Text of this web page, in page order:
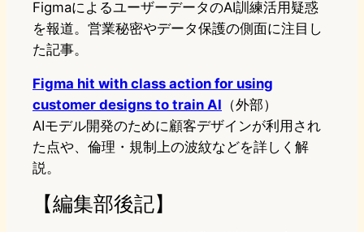
FigmaによるユーザーデータのAI訓練活用疑惑
を報道。営業秘密やデータ保護の側面に注目し
た記事。
Figma hit with class action for using
customer designs to train AI （外部）
AIモデル開発のために顧客デザインが利用され
た点や、倫理・規制上の波紋などを詳しく解
説。
【編集部後記】